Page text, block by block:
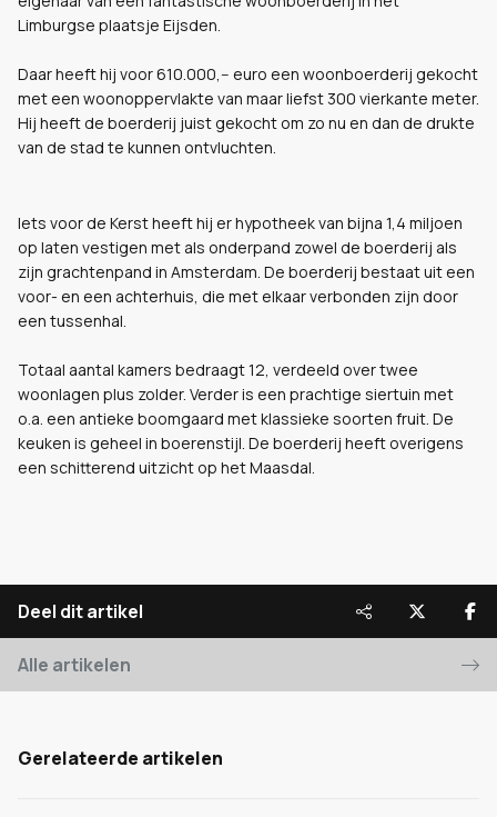
Limburgse plaatsje Eijsden.
Daar heeft hij voor 610.000,-- euro een woonboerderij gekocht
met een woonoppervlakte van maar liefst 300 vierkante meter.
Hij heeft de boerderij juist gekocht om zo nu en dan de drukte
van de stad te kunnen ontvluchten.
Iets voor de Kerst heeft hij er hypotheek van bijna 1,4 miljoen
op laten vestigen met als onderpand zowel de boerderij als
zijn grachtenpand in Amsterdam. De boerderij bestaat uit een
voor- en een achterhuis, die met elkaar verbonden zijn door
een tussenhal.
Totaal aantal kamers bedraagt 12, verdeeld over twee
woonlagen plus zolder. Verder is een prachtige siertuin met
o.a. een antieke boomgaard met klassieke soorten fruit. De
keuken is geheel in boerenstijl. De boerderij heeft overigens
een schitterend uitzicht op het Maasdal.
Deel dit artikel
Alle artikelen
Gerelateerde artikelen